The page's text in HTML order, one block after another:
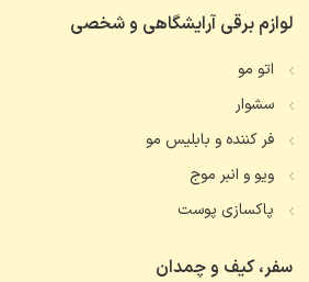
لوازم برقی آرایشگاهی و شخصی
اتو مو
سشوار
فر کننده و بابلیس مو
ویو و انبر موج
پاکسازی پوست
سفر، کیف و چمدان